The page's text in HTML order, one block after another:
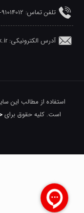
تلفن‌ تماس: 91014012-021
آدرس الکترونیکی: hpk@hpk.ir
استفاده از مطالب این
است. کلیه حقوق برای